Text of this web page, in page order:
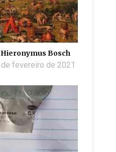
Bosch
fevereiro de 2021